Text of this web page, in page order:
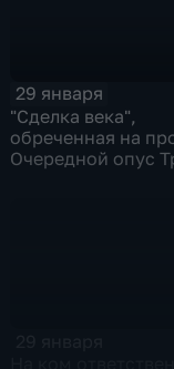
29 января
"Сделка века",
обреченная на
Очередной опус